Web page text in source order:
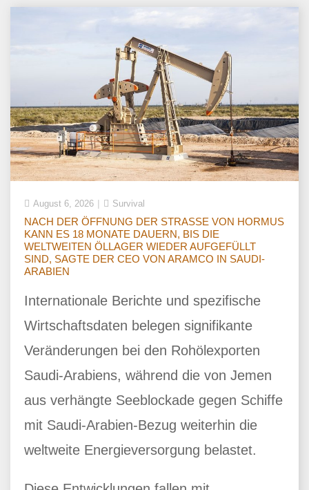
August 6, 2026 Survival
NACH DER ÖFFNUNG DER STRASSE VON HORMUS
KANN ES 18 MONATE DAUERN, BIS DIE
WELTWEITEN ÖLLAGER WIEDER AUFGEFÜLLT
SIND, SAGTE DER CEO VON ARAMCO IN SAUDI-
ARABIEN
Internationale Berichte und spezifische
Wirtschaftsdaten belegen signifikante
Veränderungen bei den Rohölexporten
Saudi-Arabiens, während die von Jemen
aus verhängte Seeblockade gegen Schiffe
mit Saudi-Arabien-Bezug weiterhin die
weltweite Energieversorgung belastet.